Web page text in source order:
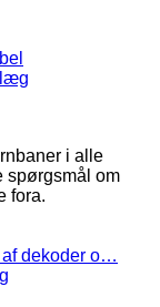
i alle
spørgsmål om
fora.
af dekoder o…